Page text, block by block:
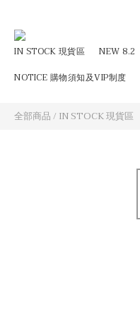
IN STOCK 現貨區 NEW 8.2
NOTICE 購物須知及VIP制度
全部商品/ IN STOCK 現貨區